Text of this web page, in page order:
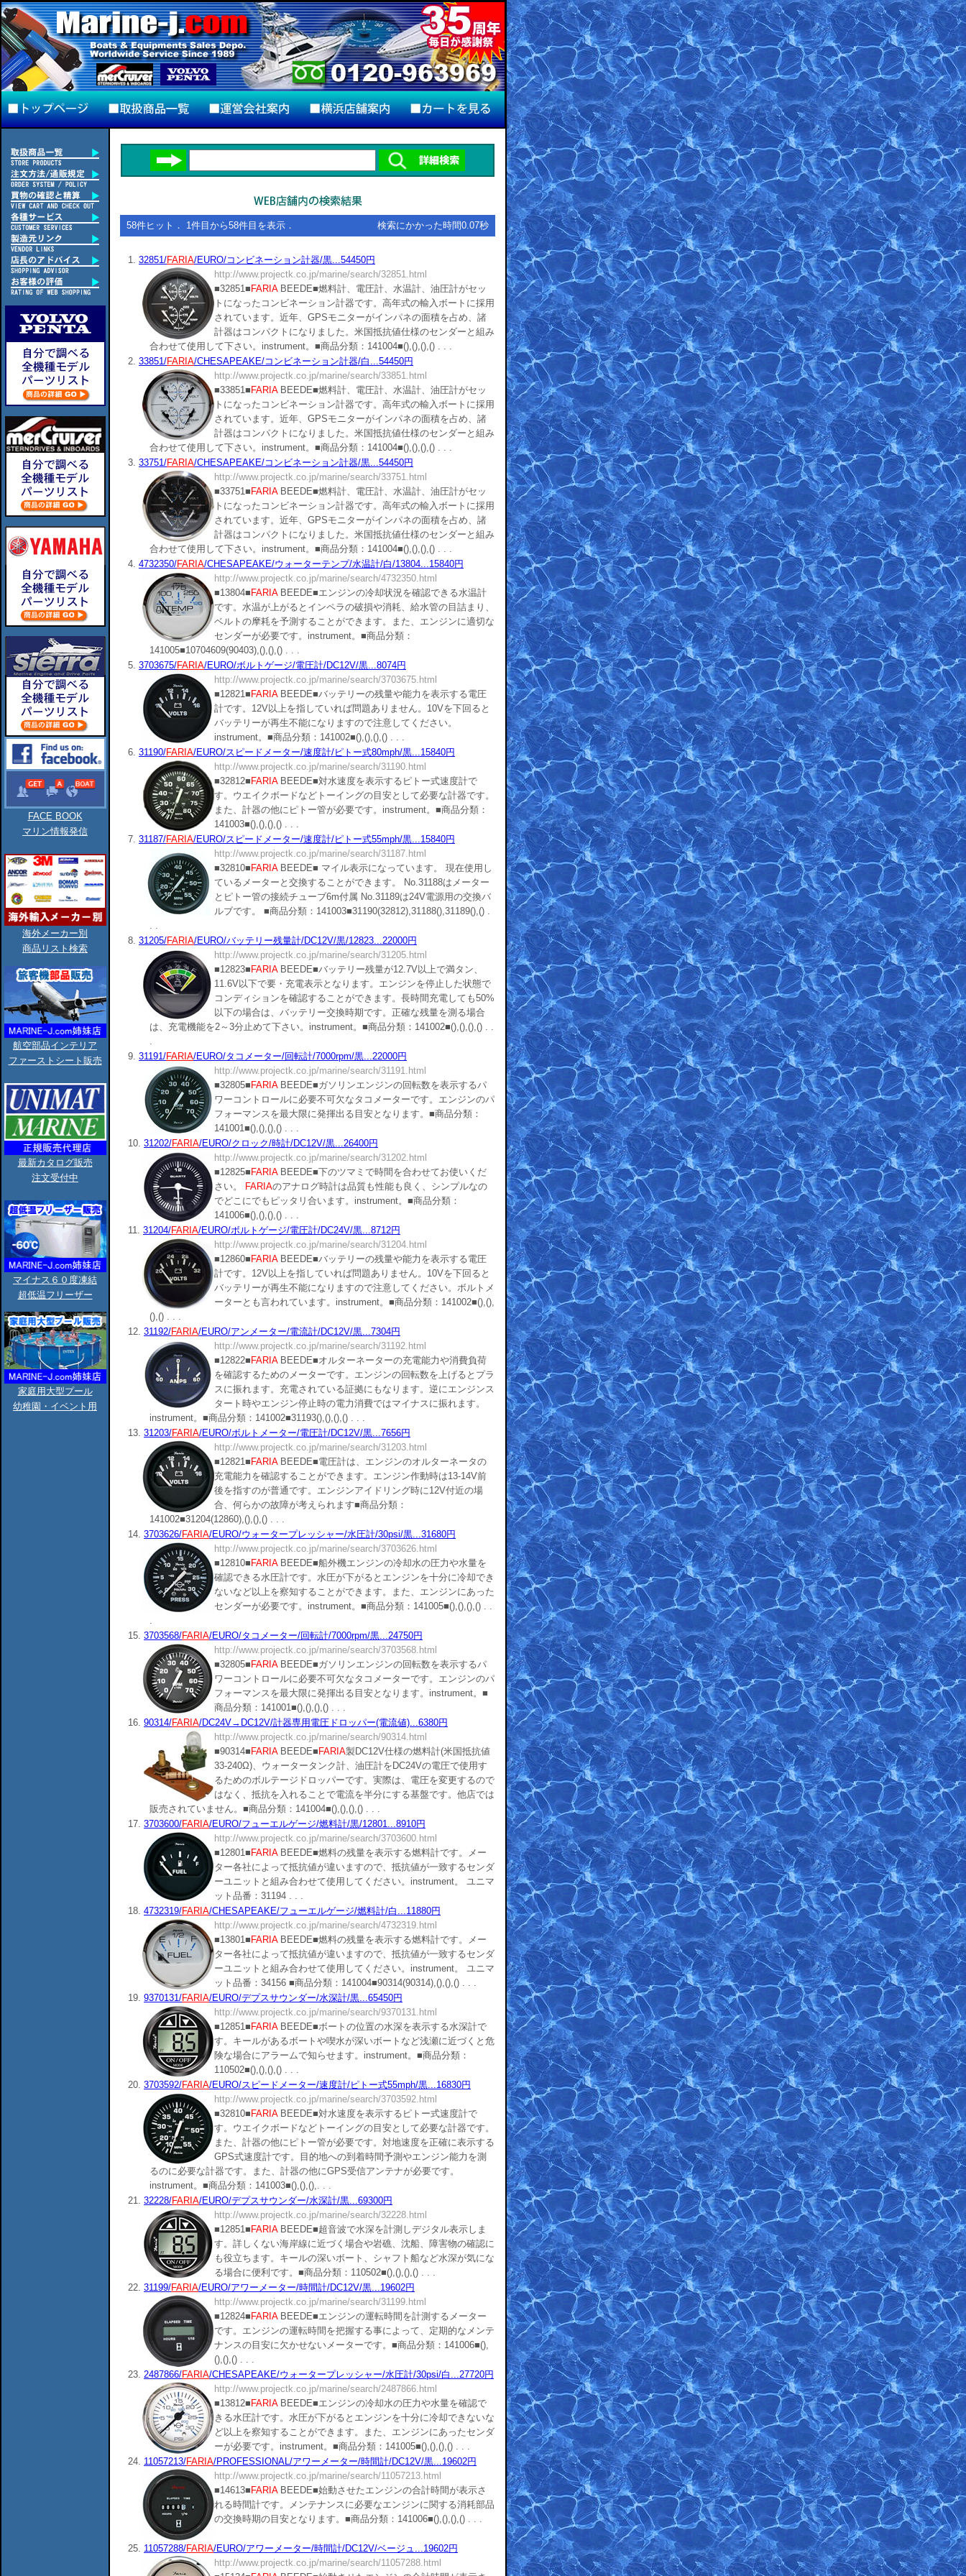
FACE BOOK
マリン情報発信
海外メーカー別
商品リスト検索
航空部品インテリア
ファーストシート販売
最新カタログ販売
注文受付中
マイナス６０度凍結
超低温フリーザー
家庭用大型プール
幼稚園・イベント用
58件ヒット． 1件目から58件目を表示． 検索にかかった時間0.07秒
1. 32851/FARIA/EURO/コンビネーション計器/黒...54450円
http://www.projectk.co.jp/marine/search/32851.html
■32851■ FARIABEEDE■燃料計、電圧計、水温計、油圧計がセッ
トになったコンビネーション計器です。高年式の輸入ボートに採用
されています。近年、GPSモニターがインパネの面積を占め、諸
計器はコンパクトになりました。米国抵抗値仕様のセンダーと組み
合わせて使用して下さい。instrument。■商品分類：141004■(),(),(),() . . .
2. 33851/FARIA/CHESAPEAKE/コンビネーション計器/白...54450円
http://www.projectk.co.jp/marine/search/33851.html
■33851■ FARIABEEDE■燃料計、電圧計、水温計、油圧計がセッ
トになったコンビネーション計器です。高年式の輸入ボートに採用
されています。近年、GPSモニターがインパネの面積を占め、諸
計器はコンパクトになりました。米国抵抗値仕様のセンダーと組み
合わせて使用して下さい。instrument。■商品分類：141004■(),(),(),() . . .
3. 33751/FARIA/CHESAPEAKE/コンビネーション計器/黒...54450円
http://www.projectk.co.jp/marine/search/33751.html
■33751■ FARIABEEDE■燃料計、電圧計、水温計、油圧計がセッ
トになったコンビネーション計器です。高年式の輸入ボートに採用
されています。近年、GPSモニターがインパネの面積を占め、諸
計器はコンパクトになりました。米国抵抗値仕様のセンダーと組み
合わせて使用して下さい。instrument。■商品分類：141004■(),(),(),() . . .
4. 4732350/FARIA/CHESAPEAKE/ウォーターテンプ/水温計/白/13804...15840円
http://www.projectk.co.jp/marine/search/4732350.html
■13804■ FARIABEEDE■エンジンの冷却状況を確認できる水温計
です。水温が上がるとインペラの破損や消耗、給水管の目詰まり、
ベルトの摩耗を予測することができます。また、エンジンに適切な
センダーが必要です。instrument。■商品分類：
141005■10704609(90403),(),(),() . . .
5. 3703675/FARIA/EURO/ボルトゲージ/電圧計/DC12V/黒...8074円
http://www.projectk.co.jp/marine/search/3703675.html
■12821■ FARIABEEDE■バッテリーの残量や能力を表示する電圧
計です。12V以上を指していれば問題ありません。10Vを下回ると
バッテリーが再生不能になりますので注意してください。
instrument。■商品分類：141002■(),(),(),() . . .
6. 31190/FARIA/EURO/スピードメーター/速度計/ピトー式80mph/黒...15840円
http://www.projectk.co.jp/marine/search/31190.html
■32812■ FARIABEEDE■対水速度を表示するピトー式速度計で
す。ウエイクボードなどトーイングの目安として必要な計器です。
また、計器の他にピトー管が必要です。instrument。■商品分類：
141003■(),(),(),() . . .
7. 31187/FARIA/EURO/スピードメーター/速度計/ピトー式55mph/黒...15840円
http://www.projectk.co.jp/marine/search/31187.html
■32810■ FARIABEEDE■ マイル表示になっています。 現在使用し
ているメーターと交換することができます。 No.31188はメーター
とピトー管の接続チューブ6m付属 No.31189は24V電源用の交換バ
ルブです。 ■商品分類：141003■31190(32812),31188(),31189(),() .
. .
8. 31205/FARIA/EURO/バッテリー残量計/DC12V/黒/12823...22000円
http://www.projectk.co.jp/marine/search/31205.html
■12823■ FARIABEEDE■バッテリー残量が12.7V以上で満タン、
11.6V以下で要・充電表示となります。エンジンを停止した状態で
コンディションを確認することができます。長時間充電しても50%
以下の場合は、バッテリー交換時期です。正確な残量を測る場合
は、充電機能を2～3分止めて下さい。instrument。■商品分類：141002■(),(),(),() . .
.
9. 31191/FARIA/EURO/タコメーター/回転計/7000rpm/黒...22000円
http://www.projectk.co.jp/marine/search/31191.html
■32805■ FARIABEEDE■ガソリンエンジンの回転数を表示するパ
ワーコントロールに必要不可欠なタコメーターです。エンジンのパ
フォーマンスを最大限に発揮出る目安となります。■商品分類：
141001■(),(),(),() . . .
10. 31202/FARIA/EURO/クロック/時計/DC12V/黒...26400円
http://www.projectk.co.jp/marine/search/31202.html
■12825■ FARIABEEDE■下のツマミで時間を合わせてお使いくだ
さい。
FARIAのアナログ時計は品質も性能も良く、シンプルなの
でどこにでもピッタリ合います。instrument。■商品分類：
141006■(),(),(),() . . .
11. 31204/FARIA/EURO/ボルトゲージ/電圧計/DC24V/黒...8712円
http://www.projectk.co.jp/marine/search/31204.html
■12860■ FARIABEEDE■バッテリーの残量や能力を表示する電圧
計です。12V以上を指していれば問題ありません。10Vを下回ると
バッテリーが再生不能になりますので注意してください。ボルトメ
ーターとも言われています。instrument。■商品分類：141002■(),(),
(),() . . .
12. 31192/FARIA/EURO/アンメーター/電流計/DC12V/黒...7304円
http://www.projectk.co.jp/marine/search/31192.html
■12822■ FARIABEEDE■オルターネーターの充電能力や消費負荷
を確認するためのメーターです。エンジンの回転数を上げるとプラ
スに振れます。充電されている証拠にもなります。逆にエンジンス
タート時やエンジン停止時の電力消費ではマイナスに振れます。
instrument。■商品分類：141002■31193(),(),(),() . . .
13. 31203/FARIA/EURO/ボルトメーター/電圧計/DC12V/黒...7656円
http://www.projectk.co.jp/marine/search/31203.html
■12821■ FARIABEEDE■電圧計は、エンジンのオルターネータの
充電能力を確認することができます。エンジン作動時は13-14V前
後を指すのが普通です。エンジンアイドリング時に12V付近の場
合、何らかの故障が考えられます■商品分類：
141002■31204(12860),(),(),() . . .
14. 3703626/FARIA/EURO/ウォータープレッシャー/水圧計/30psi/黒...31680円
http://www.projectk.co.jp/marine/search/3703626.html
■12810■ FARIABEEDE■船外機エンジンの冷却水の圧力や水量を
確認できる水圧計です。水圧が下がるとエンジンを十分に冷却でき
ないなど以上を察知することができます。また、エンジンにあった
センダーが必要です。instrument。■商品分類：141005■(),(),(),() . .
.
15. 3703568/FARIA/EURO/タコメーター/回転計/7000rpm/黒...24750円
http://www.projectk.co.jp/marine/search/3703568.html
■32805■ FARIABEEDE■ガソリンエンジンの回転数を表示するパ
ワーコントロールに必要不可欠なタコメーターです。エンジンのパ
フォーマンスを最大限に発揮出る目安となります。instrument。■
商品分類：141001■(),(),(),() . . .
16. 90314/FARIA/DC24V→DC12V/計器専用電圧ドロッパー(電流値)...6380円
http://www.projectk.co.jp/marine/search/90314.html
■90314■ FARIABEEDE■ FARIA製DC12V仕様の燃料計(米国抵抗値
33-240Ω)、ウォータータンク計、油圧計をDC24Vの電圧で使用す
るためのボルテージドロッパーです。実際は、電圧を変更するので
はなく、抵抗を入れることで電流を半分にする基盤です。他店では
販売されていません。■商品分類：141004■(),(),(),() . . .
17. 3703600/FARIA/EURO/フューエルゲージ/燃料計/黒/12801...8910円
http://www.projectk.co.jp/marine/search/3703600.html
■12801■ FARIABEEDE■燃料の残量を表示する燃料計です。メー
ター各社によって抵抗値が違いますので、抵抗値が一致するセンダ
ーユニットと組み合わせて使用してください。instrument。 ユニマ
ット品番：31194 . . .
18. 4732319/FARIA/CHESAPEAKE/フューエルゲージ/燃料計/白...11880円
http://www.projectk.co.jp/marine/search/4732319.html
■13801■ FARIABEEDE■燃料の残量を表示する燃料計です。メー
ター各社によって抵抗値が違いますので、抵抗値が一致するセンダ
ーユニットと組み合わせて使用してください。instrument。 ユニマ
ット品番：34156 ■商品分類：141004■90314(90314),(),(),() . . .
19. 9370131/FARIA/EURO/デプスサウンダー/水深計/黒...65450円
http://www.projectk.co.jp/marine/search/9370131.html
■12851■ FARIABEEDE■ボートの位置の水深を表示する水深計で
す。キールがあるボートや喫水が深いボートなど浅瀬に近づくと危
険な場合にアラームで知らせます。instrument。■商品分類：
110502■(),(),(),() . . .
20. 3703592/FARIA/EURO/スピードメーター/速度計/ピトー式55mph/黒...16830円
http://www.projectk.co.jp/marine/search/3703592.html
■32810■ FARIABEEDE■対水速度を表示するピトー式速度計で
す。ウエイクボードなどトーイングの目安として必要な計器です。
また、計器の他にピトー管が必要です。対地速度を正確に表示する
GPS式速度計です。目的地への到着時間予測やエンジン能力を測
るのに必要な計器です。また、計器の他にGPS受信アンテナが必要です。
instrument。■商品分類：141003■(),(),(),. . .
21. 32228/FARIA/EURO/デプスサウンダー/水深計/黒...69300円
http://www.projectk.co.jp/marine/search/32228.html
■12851■ FARIABEEDE■超音波で水深を計測しデジタル表示しま
す。詳しくない海岸線に近づく場合や岩礁、沈船、障害物の確認に
も役立ちます。キールの深いボート、シャフト船など水深が気にな
る場合に便利です。■商品分類：110502■(),(),(),() . . .
22. 31199/FARIA/EURO/アワーメーター/時間計/DC12V/黒...19602円
http://www.projectk.co.jp/marine/search/31199.html
■12824■ FARIABEEDE■エンジンの運転時間を計測するメーター
です。エンジンの運転時間を把握する事によって、定期的なメンテ
ナンスの目安に欠かせないメーターです。■商品分類：141006■(),
(),(),() . . .
23. 2487866/FARIA/CHESAPEAKE/ウォータープレッシャー/水圧計/30psi/白...27720円
http://www.projectk.co.jp/marine/search/2487866.html
■13812■ FARIABEEDE■エンジンの冷却水の圧力や水量を確認で
きる水圧計です。水圧が下がるとエンジンを十分に冷却できないな
ど以上を察知することができます。また、エンジンにあったセンダ
ーが必要です。instrument。■商品分類：141005■(),(),(),() . . .
24. 11057213/FARIA/PROFESSIONAL/アワーメーター/時間計/DC12V/黒...19602円
http://www.projectk.co.jp/marine/search/11057213.html
■14613■ FARIABEEDE■始動させたエンジンの合計時間が表示さ
れる時間計です。メンテナンスに必要なエンジンに関する消耗部品
の交換時期の目安となります。■商品分類：141006■(),(),(),() . . .
25. 11057288/FARIA/EURO/アワーメーター/時間計/DC12V/ベージュ...19602円
http://www.projectk.co.jp/marine/search/11057288.html